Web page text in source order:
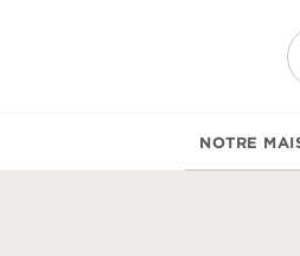
NOTRE